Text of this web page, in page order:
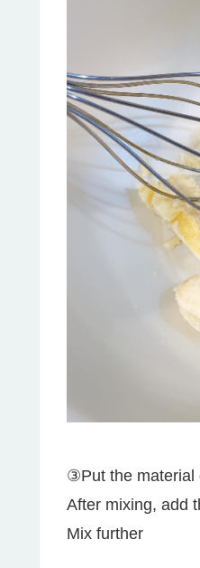
③Put the
After mixing, add
Mix further